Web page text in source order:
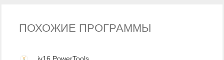
ПОХОЖИЕ ПРОГРАММЫ